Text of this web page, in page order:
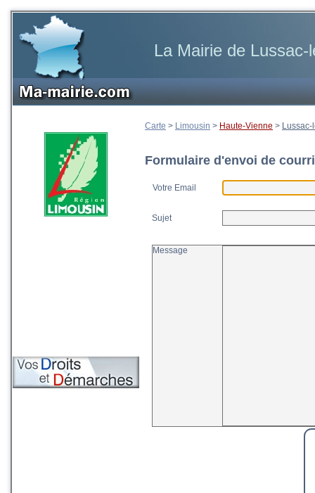
La Mairie de Lussac-
Carte > Limousin > Haute-Vienne > Lussac-
Formulaire d'envoi de
Votre Email
Sujet
Message